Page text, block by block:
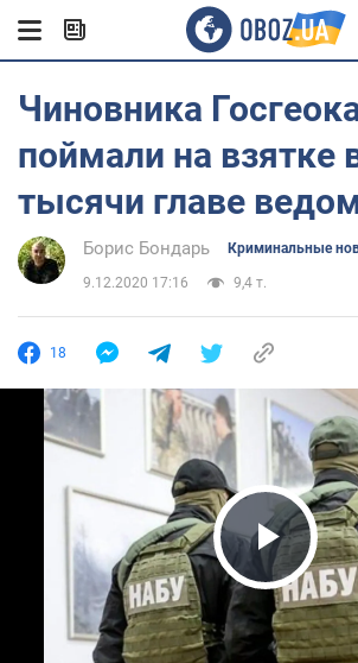
Чиновника
поймали на взятке
тысячи главе
Борис Бондарь Криминальные
9.12.2020 17:16 9,4 т.
18
Play